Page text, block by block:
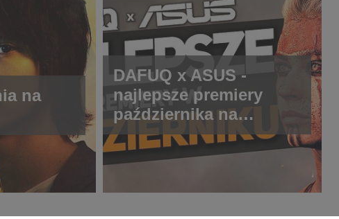
na
DAFUQ x ASUS -
najlepsze premiery
października na
serwisach
streamingowych